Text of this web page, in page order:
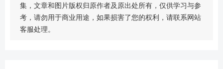
集，文章和图片版权归原作者及原出处所有，仅供学习与参
考，请勿用于商业用途，如果损害了您的权利，请联系网站
客服处理。